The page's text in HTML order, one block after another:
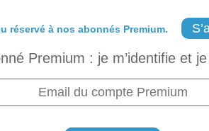
réservé à nos abonnés Premium.
Premium : je m’identifie et